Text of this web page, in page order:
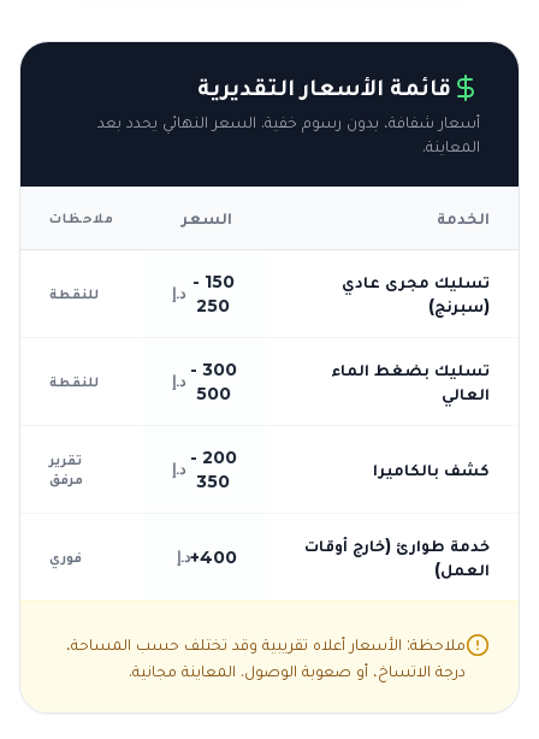
قائمة الأسعار التقديرية
أسعار شفافة، بدون رسوم خفية. السعر النهائي يحدد بعد
المعاينة.
الخدمة السعر ملاحظات
تسليك مجرى عادي
(سبرنج)
150 -
250
د.إ للنقطة
تسليك بضغط الماء
العالي
300 -
500
د.إ للنقطة
كشف بالكاميرا
200 -
350
د.إ
تقرير
مرفق
خدمة طوارئ (خارج أوقات
العمل)
400+ د.إ فوري
ملاحظة: الأسعار أعلاه تقريبية وقد تختلف حسب المساحة،
درجة الاتساخ، أو صعوبة الوصول. المعاينة مجانية.